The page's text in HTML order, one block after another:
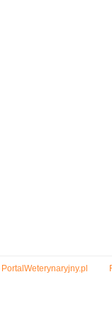
PortalWeterynaryjny.pl